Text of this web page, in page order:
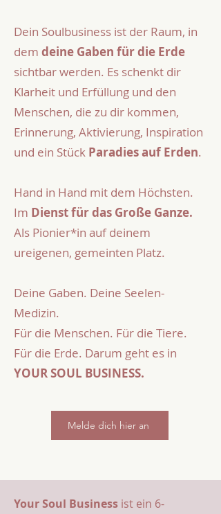
Dein Soulbusiness ist der Raum, in
dem deine Gaben für die Erde
sichtbar werden. Es schenkt dir
Klarheit und Erfüllung und den
Menschen, die zu dir kommen,
Erinnerung, Aktivierung, Inspiration
und ein Stück Paradies auf Erden.
Hand in Hand mit dem Höchsten.
Im Dienst für das Große Ganze.
Als Pionier*in auf deinem
ureigenen, gemeinten Platz.
Deine Gaben. Deine Seelen-
Medizin.
Für die Menschen. Für die Tiere.
Für die Erde. Darum geht es in
YOUR SOUL BUSINESS.
Melde dich hier an
Your Soul Business ist ein 6-